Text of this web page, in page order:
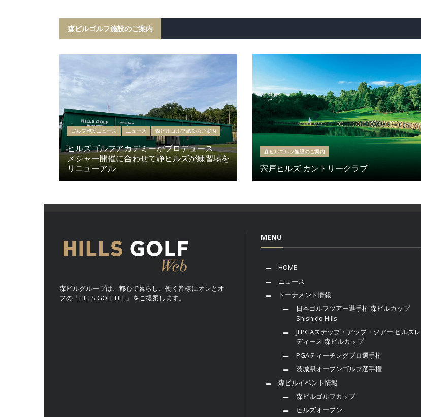
森ビルゴルフ施設のご案内
ゴルフ施設ニュース ニュース 森ビルゴルフ施設のご案内
ヒルズゴルフアカデミーがプロデュース
メジャー開催に合わせて静ヒルズが練習場を
リニューアル
森ビルゴルフ施設のご案内
宍戸ヒルズ カントリークラブ
森ビルグループは、都心で暮らし、働く皆様にオンとオ
フの「HILLS GOLF LIFE」をご提案します。
MENU
HOME
ニュース
トーナメント情報
日本ゴルフツアー選手権 森ビルカップ
Shishido Hills
JLPGAステップ・アップ・ツアー ヒルズレ
ディース 森ビルカップ
PGAティーチングプロ選手権
茨城県オープンゴルフ選手権
森ビルイベント情報
森ビルゴルフカップ
ヒルズオープン